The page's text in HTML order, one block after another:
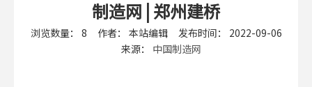
制造网 | 郑州建桥
浏览数量： 8 作者： 本站编辑 发布时间： 2022-09-06
来源： 中国制造网